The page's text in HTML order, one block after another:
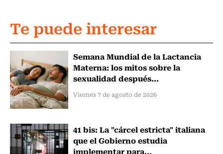
Te puede interesar
Semana Mundial de la Lactancia
Materna: los mitos sobre la
sexualidad después...
Viernes 7 de agosto de 2026
41 bis: La "cárcel estricta" italiana
que el Gobierno estudia
implementar para...